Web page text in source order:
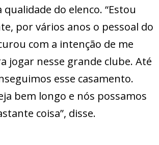
do elenco. “Estou
por vários anos o pessoal do
com a intenção de me
jogar nesse grande clube. Até
esse casamento.
bem longo e nós possamos
coisa”, disse.